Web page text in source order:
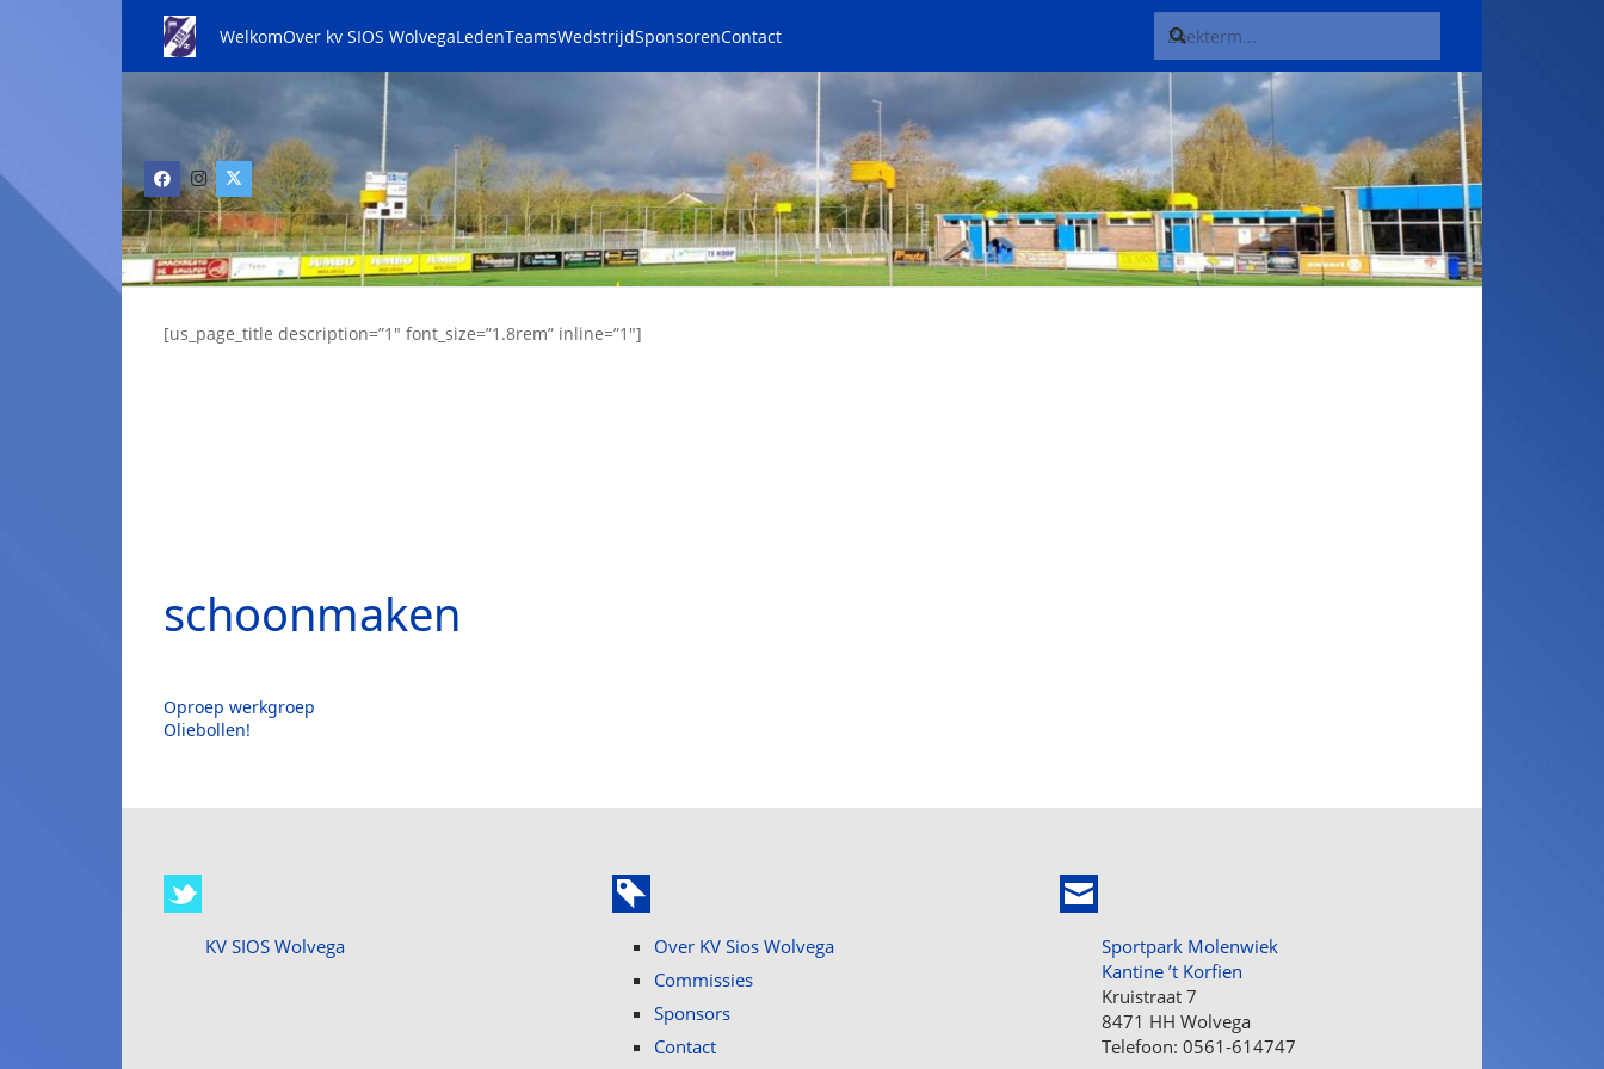
WelkomOver kv SIOS WolvegaLedenTeamsWedstrijdSponsorenContact
[us_page_title description=”1″ font_size=”1.8rem” inline=”1″]
schoonmaken
Oproep werkgroep
Oliebollen!
KV SIOS Wolvega
Over KV Sios Wolvega
Commissies
Sponsors
Contact
Sportpark Molenwiek
Kantine ’t Korfien
Kruistraat 7
8471 HH Wolvega
Telefoon: 0561-614747